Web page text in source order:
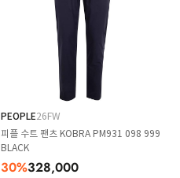
PEOPLE26FW
피플 수트 팬츠 KOBRA PM931 098 999
BLACK
30%328,000